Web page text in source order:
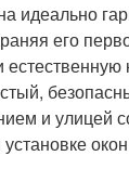
идеально
его
естественную
и улицей